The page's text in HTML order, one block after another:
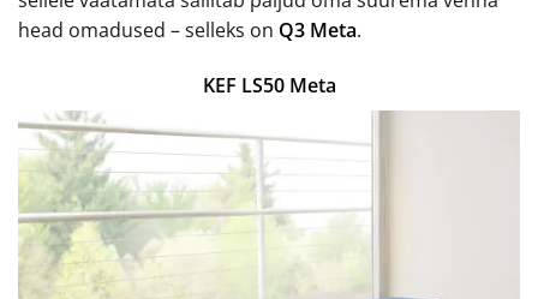
head omadused – selleks on Q3 Meta.
KEF LS50 Meta